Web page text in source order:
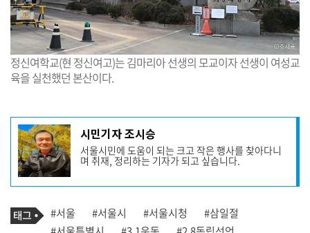
정신여학교(현 정신여고)는 김마리아 선생의 모교이자 선생이 여성교
육을 실천했던 본산이다.
기
사
작
성
자
프
필
시민기자 조시승
서울시민에 도움이 되는 크고 작은 행사를 찾아다니
며 취재, 정리하는 기자가 되고 싶습니다.
기
사
관
태
그
#서울 #서울시 #서울시청
#삼일절